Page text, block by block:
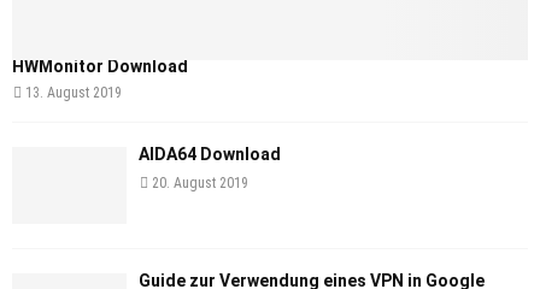
HWMonitor Download
13. August 2019
AIDA64 Download
20. August 2019
Guide zur Verwendung eines VPN in Google